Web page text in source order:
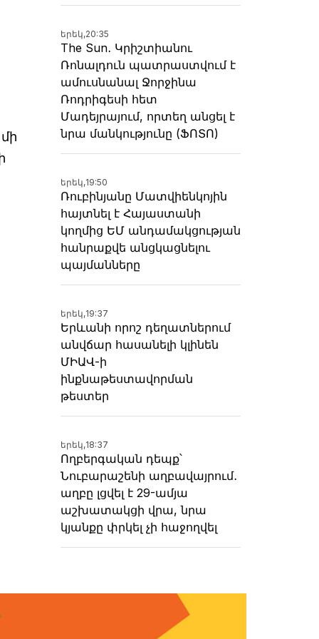
երեկ,20:35
The Sun․ Կրիշտիանու
Ռոնալդուն պատրաստվում է
ամուսնանալ Ջորջինա
Ռոդրիգեսի հետ
Մադեյրայում, որտեղ անցել է
նրա մանկությունը (ՖՈՏՈ)
երեկ,19:50
Ռուբինյանը Մատվիենկոյին
հայտնել է Հայաստանի
կողմից ԵՄ անդամակցության
հանրաքվե անցկացնելու
պայմանները
երեկ,19:37
Երևանի որոշ դեղատներում
անվճար հասանելի կլինեն
ՄԻԱՎ-ի
ինքնաթեստավորման
թեստեր
երեկ,18:37
Ողբերգական դեպք՝
Նուբարաշենի աղբավայրում․
աղբը լցվել է 29-ամյա
աշխատակցի վրա, նրա
կյանքը փրկել չի հաջողվել